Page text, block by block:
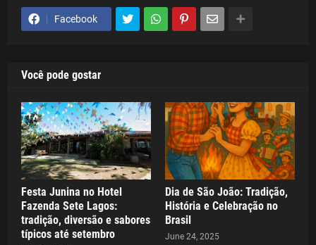
Facebook
Você pode gostar
Festa Junina no Hotel
Fazenda Sete Lagos:
tradição, diversão e sabores
típicos até setembro
Dia de São João: Tradição,
História e Celebração no
Brasil
June 24, 2025